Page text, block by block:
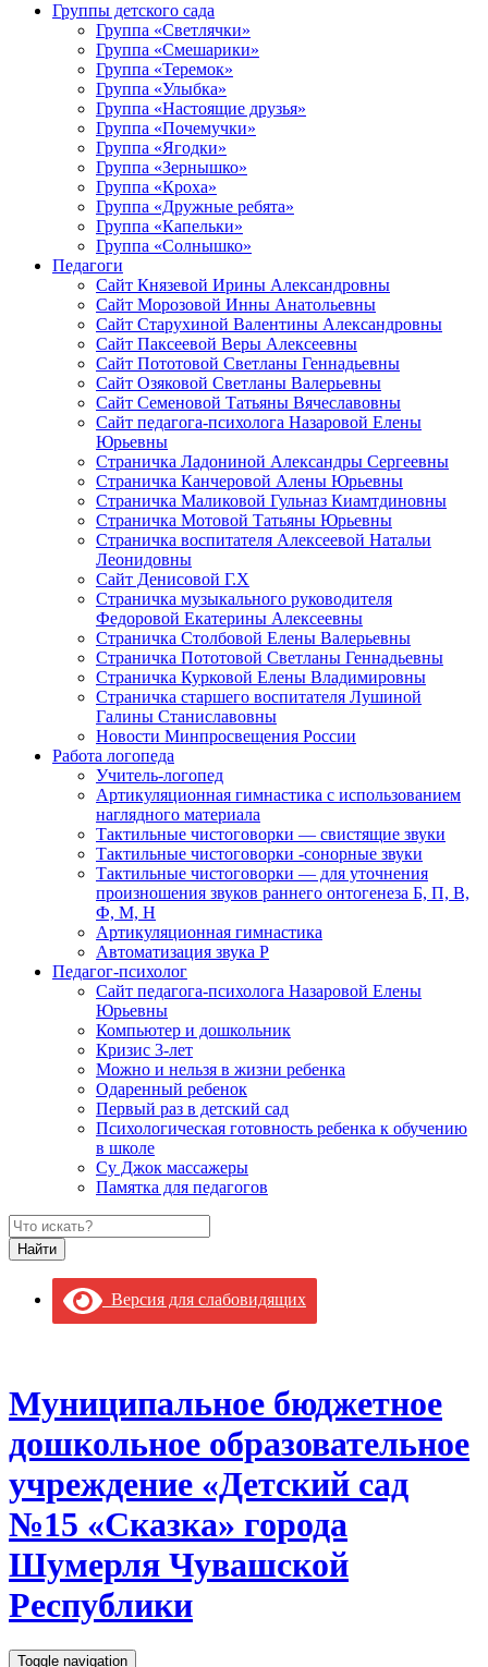
Группы детского сада
Группа «Светлячки»
Группа «Смешарики»
Группа «Теремок»
Группа «Улыбка»
Группа «Настоящие друзья»
Группа «Почемучки»
Группа «Ягодки»
Группа «Зернышко»
Группа «Кроха»
Группа «Дружные ребята»
Группа «Капельки»
Группа «Солнышко»
Педагоги
Сайт Князевой Ирины Александровны
Сайт Морозовой Инны Анатольевны
Сайт Старухиной Валентины Александровны
Сайт Паксеевой Веры Алексеевны
Сайт Пототовой Светланы Геннадьевны
Сайт Озяковой Светланы Валерьевны
Сайт Семеновой Татьяны Вячеславовны
Сайт педагога-психолога Назаровой Елены
Юрьевны
Страничка Ладониной Александры Сергеевны
Страничка Канчеровой Алены Юрьевны
Страничка Маликовой Гульназ Киамтдиновны
Страничка Мотовой Татьяны Юрьевны
Cтраничка воспитателя Алексеевой Натальи
Леонидовны
Сайт Денисовой Г.Х
Страничка музыкального руководителя
Федоровой Екатерины Алексеевны
Страничка Столбовой Елены Валерьевны
Страничка Пототовой Светланы Геннадьевны
Страничка Курковой Елены Владимировны
Страничка старшего воспитателя Лушиной
Галины Станиславовны
Новости Минпросвещения России
Работа логопеда
Учитель-логопед
Артикуляционная гимнастика с использованием
наглядного материала
Тактильные чистоговорки — свистящие звуки
Тактильные чистоговорки -сонорные звуки
Тактильные чистоговорки — для уточнения
произношения звуков раннего онтогенеза Б, П, В,
Ф, М, Н
Артикуляционная гимнастика
Автоматизация звука Р
Педагог-психолог
Сайт педагога-психолога Назаровой Елены
Юрьевны
Компьютер и дошкольник
Кризис 3-лет
Можно и нельзя в жизни ребенка
Одаренный ребенок
Первый раз в детский сад
Психологическая готовность ребенка к обучению
в школе
Су Джок массажеры
Памятка для педагогов
Версия для слабовидящих
Муниципальное бюджетное
дошкольное образовательное
учреждение «Детский сад
№15 «Сказка» города
Шумерля Чувашской
Республики
Toggle navigation